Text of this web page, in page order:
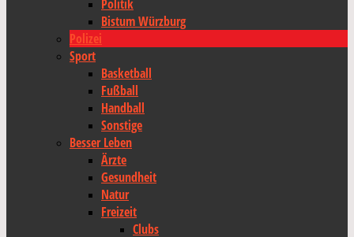
Politik
Bistum Würzburg
Polizei
Sport
Basketball
Fußball
Handball
Sonstige
Besser Leben
Ärzte
Gesundheit
Natur
Freizeit
Clubs